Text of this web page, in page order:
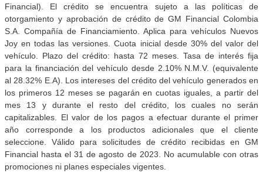
Financial). El crédito se encuentra sujeto a las políticas de
otorgamiento y aprobación de crédito de GM Financial Colombia
S.A. Compañía de Financiamiento. Aplica para vehículos Nuevos
Joy en todas las versiones. Cuota inicial desde 30% del valor del
vehículo. Plazo del crédito: hasta 72 meses. Tasa de interés fija
para la financiación del vehículo desde 2.10% N.M.V. (equivalente
al 28.32% E.A). Los intereses del crédito del vehículo generados en
los primeros 12 meses se pagarán en cuotas iguales, a partir del
mes 13 y durante el resto del crédito, los cuales no serán
capitalizables. El valor de los pagos a efectuar durante el primer
año corresponde a los productos adicionales que el cliente
seleccione. Válido para solicitudes de crédito recibidas en GM
Financial hasta el 31 de agosto de 2023. No acumulable con otras
promociones ni planes especiales vigentes.